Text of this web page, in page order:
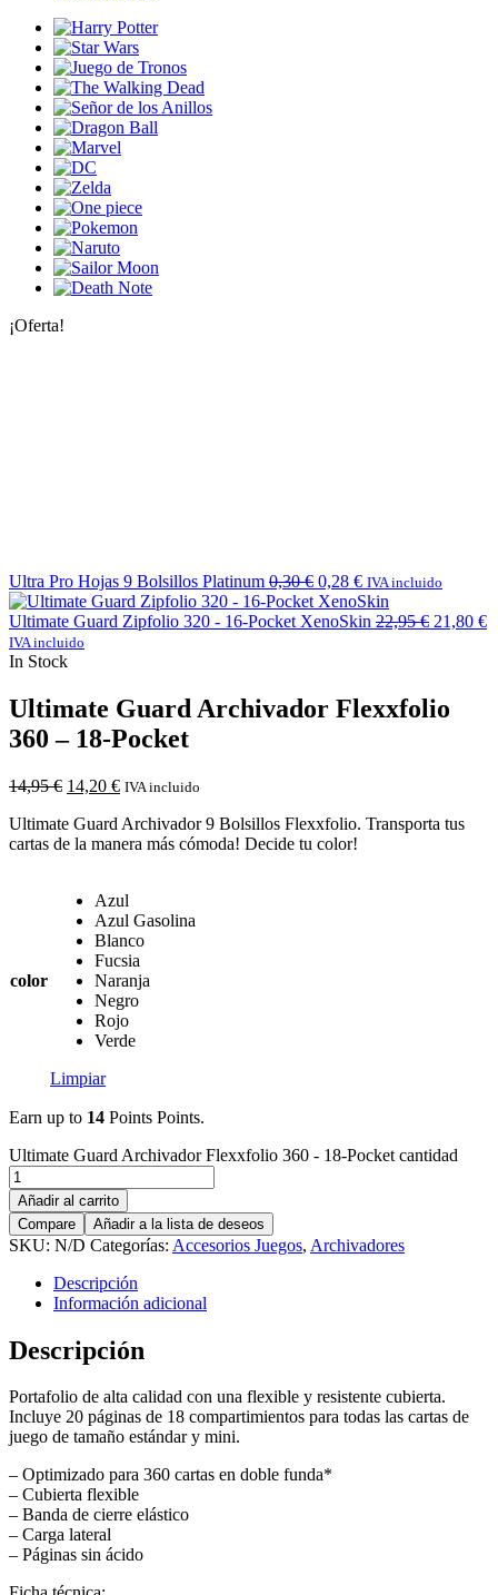
¡Oferta!
Ultra Pro Hojas 9 Bolsillos Platinum 0,30€ 0,28 € IVA incluido
Ultimate Guard Zipfolio 320 - 16-Pocket XenoSkin 22,95€ 21,80 €
IVA incluido
In Stock
Ultimate Guard Archivador Flexxfolio
360 – 18-Pocket
14,95€ 14,20 € IVA incluido
Ultimate Guard Archivador 9 Bolsillos Flexxfolio. Transporta tus
cartas de la manera más cómoda! Decide tu color!
color
Azul
Azul Gasolina
Blanco
Fucsia
Naranja
Negro
Rojo
Verde
Limpiar
Earn up to 14 Points Points.
Ultimate Guard Archivador Flexxfolio 360 - 18-Pocket cantidad
Añadir al carrito
Compare
Añadir a la lista de deseos
SKU: N/D Categorías: Accesorios Juegos, Archivadores
Descripción
Información adicional
Descripción
Portafolio de alta calidad con una flexible y resistente cubierta.
Incluye 20 páginas de 18 compartimientos para todas las cartas de
juego de tamaño estándar y mini.
– Optimizado para 360 cartas en doble funda*
– Cubierta flexible
– Banda de cierre elástico
– Carga lateral
– Páginas sin ácido